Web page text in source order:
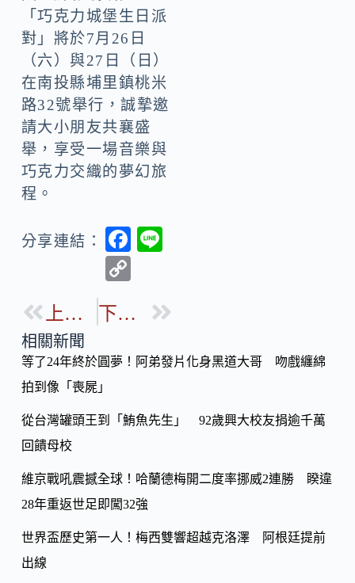
「巧克力城堡生日派
對」將於7月26日
（六）與27日（日）
在南投縣埔里鎮桃米
路32號舉行，誠摯邀
請大小朋友共襄盛
舉，享受一場音樂與
巧克力交織的夢幻旅
程。
分享連結：
F
b
o
p
Li
k
上一篇 下一篇
相關新聞
等了24年終於圓夢！阿弟發片化身黑道大哥 吻戲纏綿
拍到像「喪屍」
從台灣罐頭王到「鮪魚先生」 92歲興大校友捐逾千萬
回饋母校
維京戰吼震撼全球！哈蘭德梅開二度率挪威2連勝 睽違
28年重返世足即闖32強
世界盃歷史第一人！梅西雙響超越克洛澤 阿根廷提前
出線